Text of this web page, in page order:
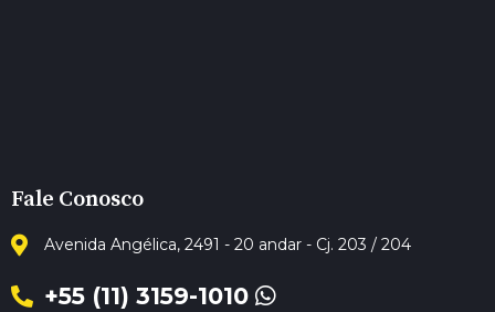
Fale Conosco
Avenida Angélica, 2491 - 20 andar - Cj. 203 / 204
+55 (11) 3159-1010